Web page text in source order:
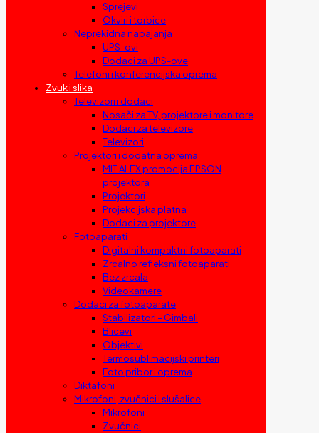
Sprejevi
Okviri i torbice
Neprekidna napajanja
UPS-ovi
Dodaci za UPS-ove
Telefoni i konferencijska oprema
Zvuk i slika
Televizori i dodaci
Nosači za TV, projektore i monitore
Dodaci za televizore
Televizori
Projektori i dodatna oprema
MIT ALEX promocija EPSON
projektora
Projektori
Projekcijska platna
Dodaci za projektore
Fotoaparati
Digitalni kompaktni fotoaparati
Zrcalno refleksni fotoaparati
Bez zrcala
Videokamere
Dodaci za fotoaparate
Stabilizatori – Gimbali
Blicevi
Objektivi
Termosublimacijski printeri
Foto pribor i oprema
Diktafoni
Mikrofoni, zvučnici i slušalice
Mikrofoni
Zvučnici